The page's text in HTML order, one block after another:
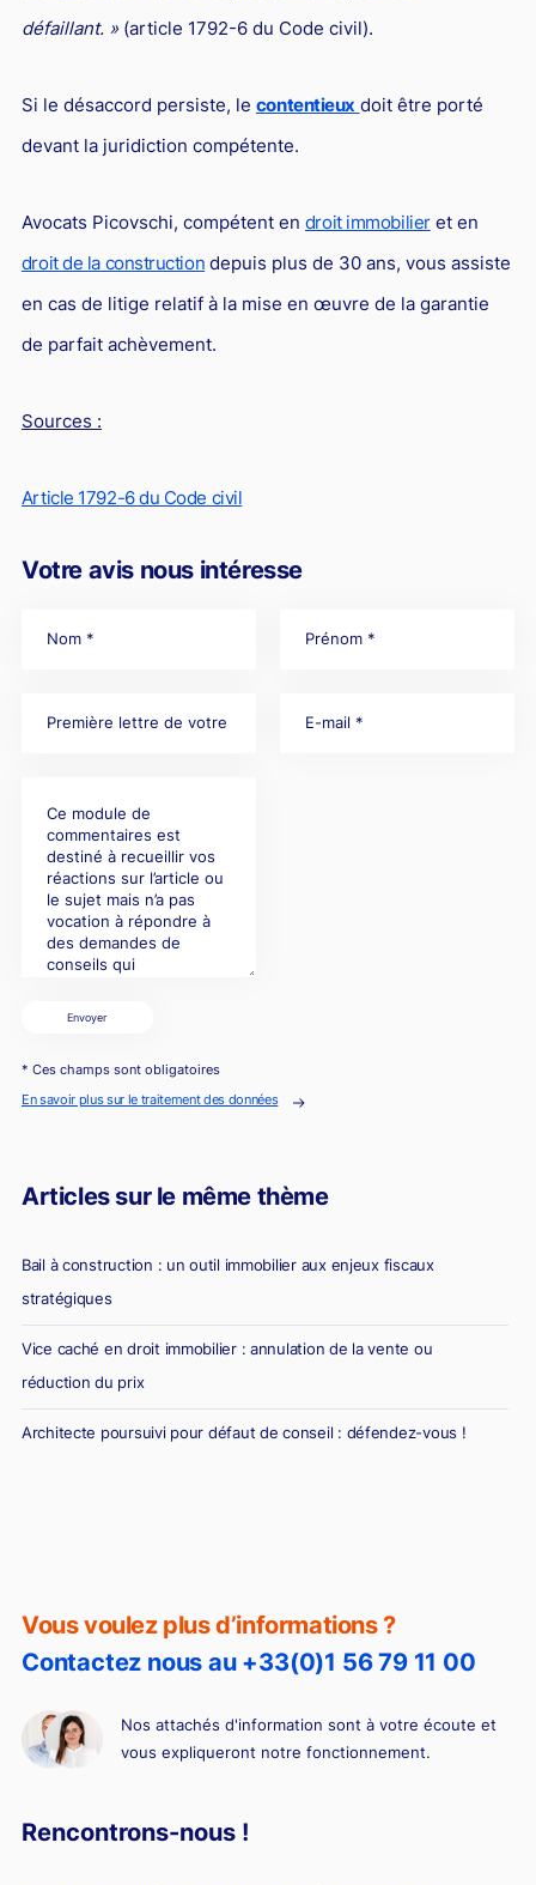
Vous voulez plus d’informations ?
Contactez nous au +33(0)1 56 79 11 00
Nos attachés d'information sont à votre écoute et
vous expliqueront notre fonctionnement.
Rencontrons-nous !
défaillant. »(article 1792-6 du Code civil).
Si le désaccord persiste, le contentieux doit être porté
devant la juridiction compétente.
Avocats Picovschi, compétent en droit immobilieret en
droit de la construction depuis plus de 30 ans, vous assiste
en cas de litige relatif à la mise en œuvre de la garantie
de parfait achèvement.
Sources :
Article 1792-6 du Code civil
Votre avis nous intéresse
Envoyer
* Ces champs sont obligatoires
En savoir plus sur le traitement des données
Articles sur le même thème
Bail à construction : un outil immobilier aux enjeux fiscaux
stratégiques
Vice caché en droit immobilier : annulation de la vente ou
réduction du prix
Architecte poursuivi pour défaut de conseil : défendez-vous !